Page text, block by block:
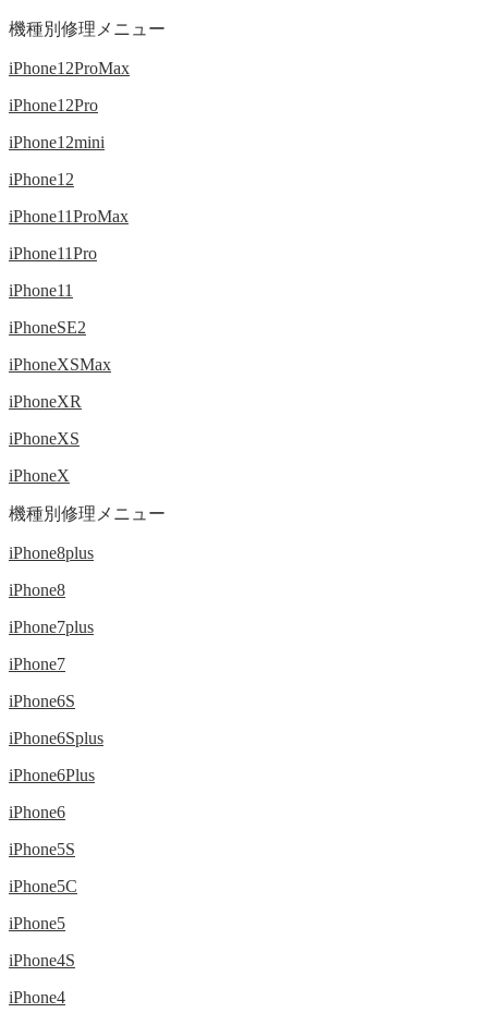
機種別修理メニュー
iPhone12ProMax
iPhone12Pro
iPhone12mini
iPhone12
iPhone11ProMax
iPhone11Pro
iPhone11
iPhoneSE2
iPhoneXSMax
iPhoneXR
iPhoneXS
iPhoneX
機種別修理メニュー
iPhone8plus
iPhone8
iPhone7plus
iPhone7
iPhone6S
iPhone6Splus
iPhone6Plus
iPhone6
iPhone5S
iPhone5C
iPhone5
iPhone4S
iPhone4